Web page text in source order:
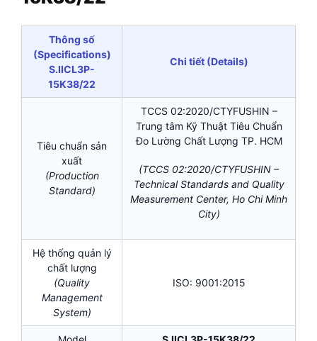
Thông số
(Specifications)
S.IICL3P-
15K38/22
Chi tiết (Details)
Tiêu chuẩn sản
xuất
(Production
Standard)
TCCS 02:2020/CTYFUSHIN –
Trung tâm Kỹ Thuật Tiêu Chuẩn
Đo Lường Chất Lượng TP. HCM
(TCCS 02:2020/CTYFUSHIN –
Technical Standards and Quality
Measurement Center, Ho Chi Minh
City)
Hệ thống quản lý
chất lượng
(Quality
Management
System)
ISO: 9001:2015